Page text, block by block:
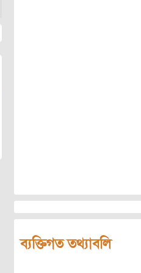
ব্যক্তিগত তথ্যাবলি